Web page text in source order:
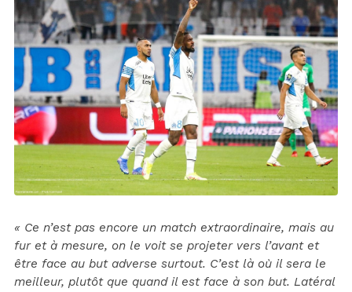
« Ce n’est pas encore un match extraordinaire, mais au
fur et à mesure, on le voit se projeter vers l’avant et
être face au but adverse surtout. C’est là où il sera le
meilleur, plutôt que quand il est face à son but. Latéral